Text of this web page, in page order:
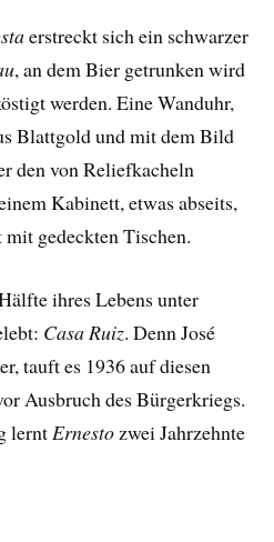
erstreckt sich ein schwarzer
, an dem Bier getrunken wird
werden. Eine Wanduhr,
Blattgold und mit dem Bild
den von Reliefkacheln
Kabinett, etwas abseits,
gedeckten Tischen.
ihres Lebens unter
Casa Ruiz. Denn José
tauft es 1936 auf diesen
Ausbruch des Bürgerkriegs.
lernt Ernesto zwei Jahrzehnte